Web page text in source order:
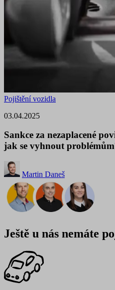
Pojištění vozidla
03.04.2025
Sankce za nezaplacené
jak se vyhnout
Martin Daneš
Ještě u nás nemáte